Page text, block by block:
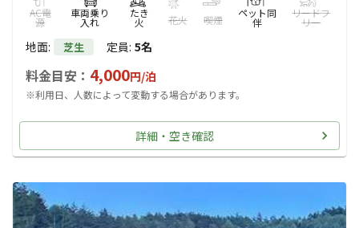
AC電
源
車両乗り
入れ
たき
火 花火 喫煙
ペット同
伴
リードフ
リー
地面: 芝生 定員: 5名
料金目安： 4,000円/泊
※利用日、人数によって変動する場合があります。
詳細・空き確認